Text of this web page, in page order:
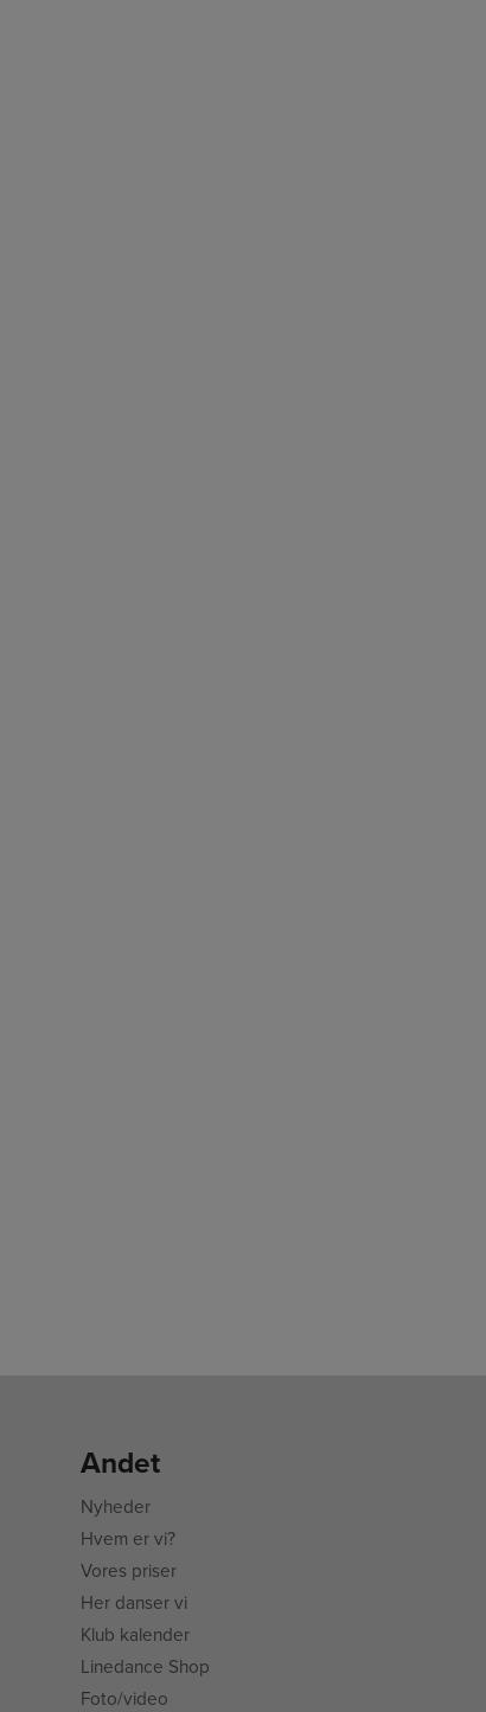
Andet
Nyheder
Hvem er vi?
Vores priser
Her danser vi
Klub kalender
Linedance Shop
Foto/video